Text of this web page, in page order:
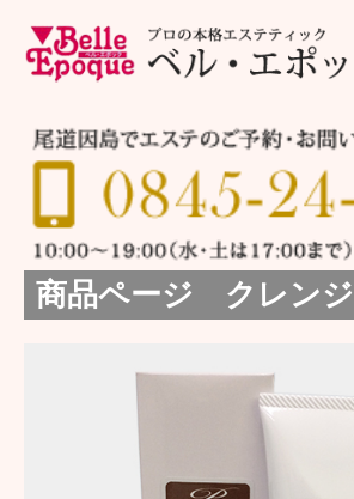
ホーム
フェイシャルエステ
脱毛
キッズ脱毛
お客様の声
商品ページ クレン